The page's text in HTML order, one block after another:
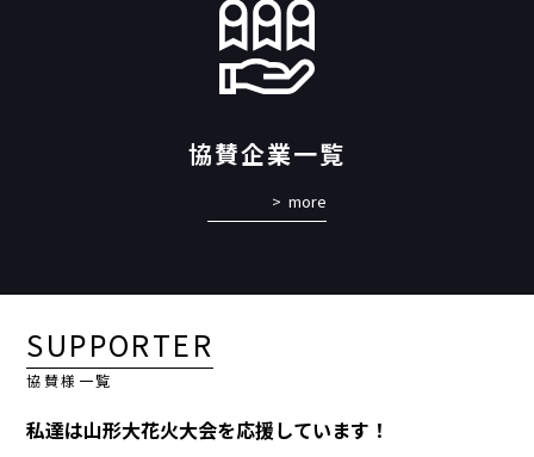
協賛企業一覧
more
SUPPORTER
協賛様一覧
私達は山形大花火大会を応援しています！